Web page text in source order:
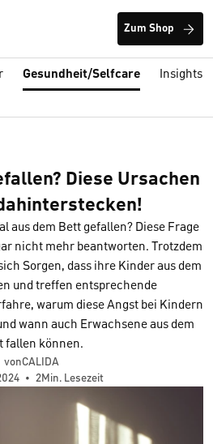
Zum Shop
Gesundheit/Selfcare Insights
Diese Ursachen
aus dem Bett gefallen? Diese Frage
nicht mehr beantworten. Trotzdem
Sorgen, dass ihre Kinder aus dem
und treffen entsprechende
warum diese Angst bei Kindern
wann auch Erwachsene aus dem
fallen können.
vonCALIDA
• 2Min. Lesezeit